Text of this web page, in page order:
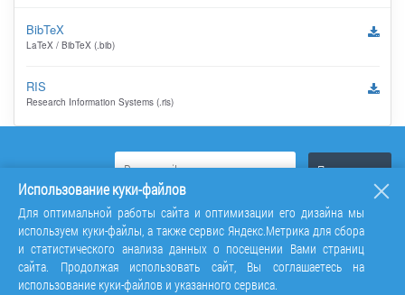
BibTeX
LaTeX / BibTeX (.bib)
RIS
Research Information Systems (.ris)
Использование куки-файлов
Для оптимальной работы сайта и оптимизации его дизайна мы
используем куки-файлы, а также сервис Яндекс.Метрика для сбора
и статистического анализа данных о посещении Вами страниц
сайта. Продолжая использовать сайт, Вы соглашаетесь на
использование куки-файлов и указанного сервиса.